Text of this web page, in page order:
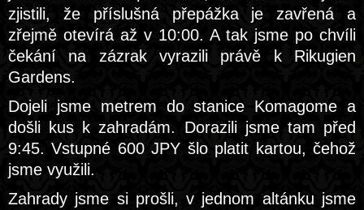
zjistili, že příslušná přepážka je zavřená a
zřejmě otevírá až v 10:00. A tak jsme po chvíli
čekání na zázrak vyrazili právě k Rikugien
Gardens.
Dojeli jsme metrem do stanice Komagome a
došli kus k zahradám. Dorazili jsme tam před
9:45. Vstupné 600 JPY šlo platit kartou, čehož
jsme využili.
Zahrady jsme si prošli, v jednom altánku jsme